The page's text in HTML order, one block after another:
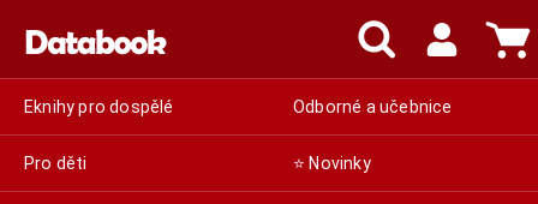
Eknihy pro dospělé Odborné a učebnice
Pro děti ⭐ Novinky